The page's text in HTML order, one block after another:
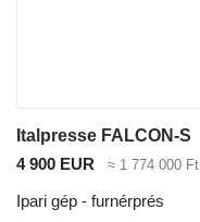
Italpresse FALCON-S
4 900 EUR
≈ 1 774 000 Ft
Ipari gép - furnérprés